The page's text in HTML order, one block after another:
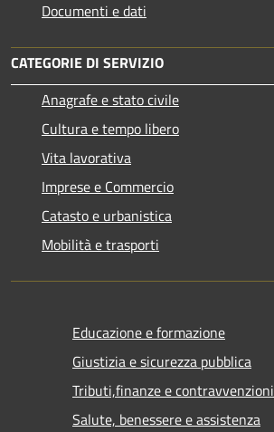
Documenti e dati
CATEGORIE DI SERVIZIO
Anagrafe e stato civile
Cultura e tempo libero
Vita lavorativa
Imprese e Commercio
Catasto e urbanistica
Mobilità e trasporti
Educazione e formazione
Giustizia e sicurezza pubblica
Tributi,finanze e contravvenzioni
Salute, benessere e assistenza